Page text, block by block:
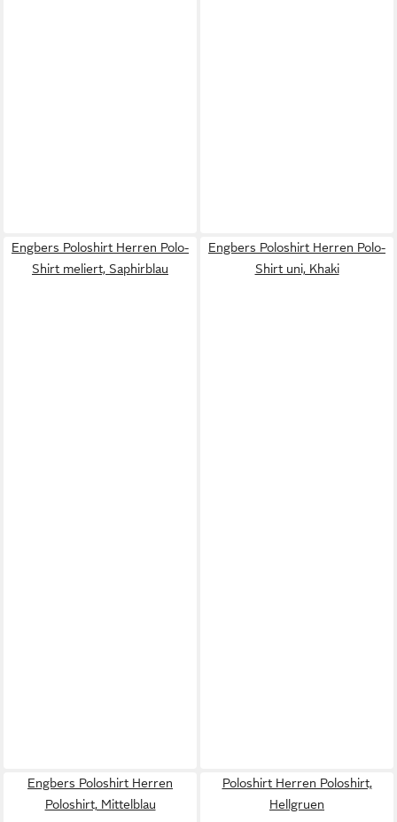
Engbers Poloshirt Herren Polo-
Shirt meliert, Saphirblau
Engbers Poloshirt Herren Polo-
Shirt uni, Khaki
Engbers Poloshirt Herren
Poloshirt, Mittelblau
Poloshirt Herren Poloshirt,
Hellgruen